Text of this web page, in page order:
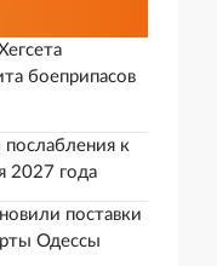
боеприпасов
послабления к
2027 года
поставки
Одессы